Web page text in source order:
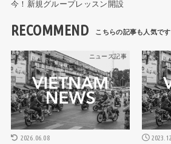
今！新規グループレッスン開設
RECOMMEND
ニュース記事
2026.06.08